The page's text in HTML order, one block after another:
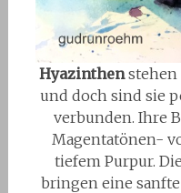
Hyazinthenstehen
und doch sind sie
verbunden. Ihre
Magentatönen-
tiefem Purpur.
bringen eine